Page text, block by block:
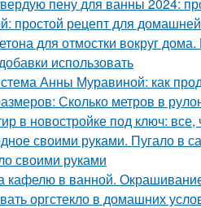
простой рецепт для
для отмостки вокруг
использовать
Анны Муравиной: как
Сколько метров в
в новостройке под ключ: все,
своими руками. Пугало в
своими руками
кафелю в ванной.
оргстекло в домашних